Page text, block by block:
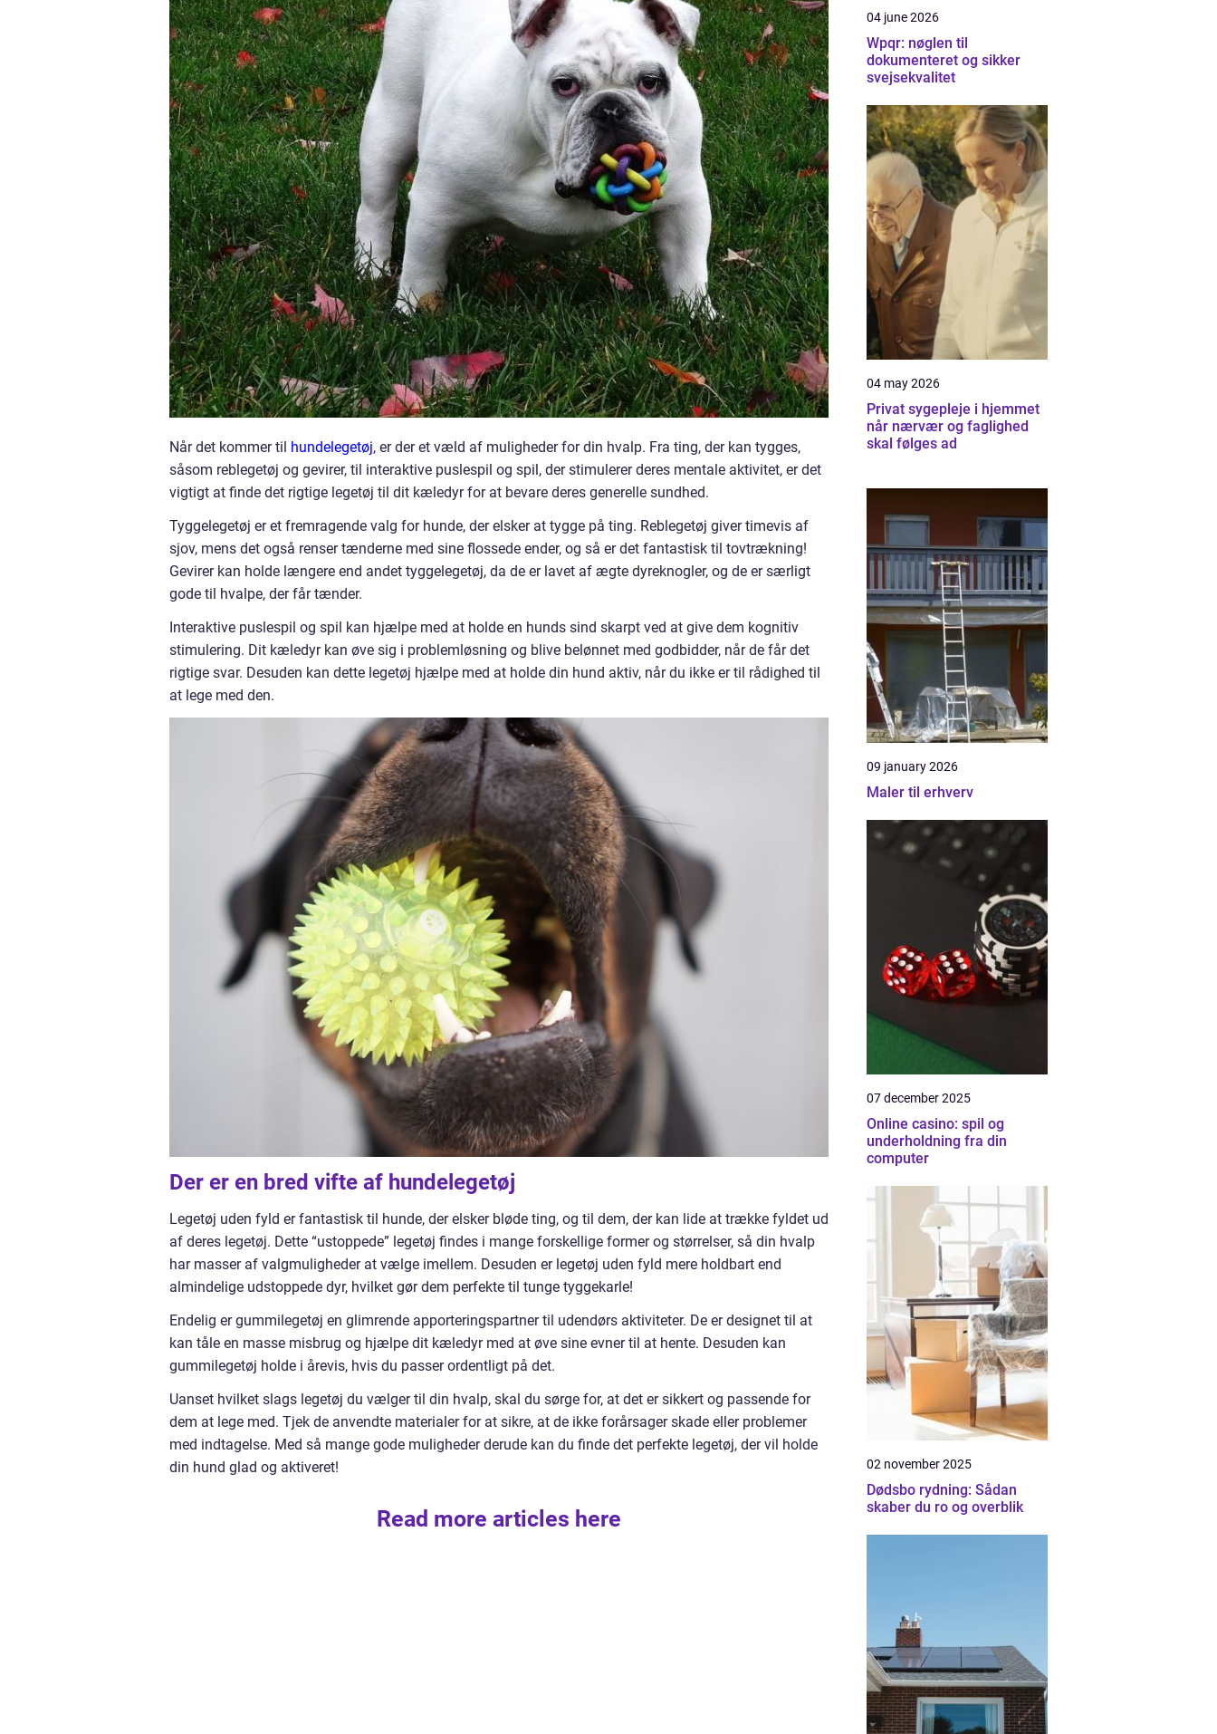
Når det kommer til hundelegetøj, er der et væld af muligheder for din hvalp. Fra ting, der kan tygges,
såsom reblegetøj og gevirer, til interaktive puslespil og spil, der stimulerer deres mentale aktivitet, er det
vigtigt at finde det rigtige legetøj til dit kæledyr for at bevare deres generelle sundhed.
Tyggelegetøj er et fremragende valg for hunde, der elsker at tygge på ting. Reblegetøj giver timevis af
sjov, mens det også renser tænderne med sine flossede ender, og så er det fantastisk til tovtrækning!
Gevirer kan holde længere end andet tyggelegetøj, da de er lavet af ægte dyreknogler, og de er særligt
gode til hvalpe, der får tænder.
Interaktive puslespil og spil kan hjælpe med at holde en hunds sind skarpt ved at give dem kognitiv
stimulering. Dit kæledyr kan øve sig i problemløsning og blive belønnet med godbidder, når de får det
rigtige svar. Desuden kan dette legetøj hjælpe med at holde din hund aktiv, når du ikke er til rådighed til
at lege med den.
Der er en bred vifte af hundelegetøj
Legetøj uden fyld er fantastisk til hunde, der elsker bløde ting, og til dem, der kan lide at trække fyldet ud
af deres legetøj. Dette “ustoppede” legetøj findes i mange forskellige former og størrelser, så din hvalp
har masser af valgmuligheder at vælge imellem. Desuden er legetøj uden fyld mere holdbart end
almindelige udstoppede dyr, hvilket gør dem perfekte til tunge tyggekarle!
Endelig er gummilegetøj en glimrende apporteringspartner til udendørs aktiviteter. De er designet til at
kan tåle en masse misbrug og hjælpe dit kæledyr med at øve sine evner til at hente. Desuden kan
gummilegetøj holde i årevis, hvis du passer ordentligt på det.
Uanset hvilket slags legetøj du vælger til din hvalp, skal du sørge for, at det er sikkert og passende for
dem at lege med. Tjek de anvendte materialer for at sikre, at de ikke forårsager skade eller problemer
med indtagelse. Med så mange gode muligheder derude kan du finde det perfekte legetøj, der vil holde
din hund glad og aktiveret!
Read more articles here
04 june 2026
Wpqr: nøglen til
dokumenteret og sikker
svejsekvalitet
04 may 2026
Privat sygepleje i hjemmet
når nærvær og faglighed
skal følges ad
09 january 2026
Maler til erhverv
07 december 2025
Online casino: spil og
underholdning fra din
computer
02 november 2025
Dødsbo rydning: Sådan
skaber du ro og overblik